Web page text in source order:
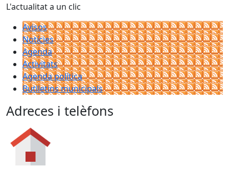
L'actualitat a un clic
Avisos
Notícies
Agenda
Activitats
Agenda política
Butlletins municipals
Adreces i telèfons